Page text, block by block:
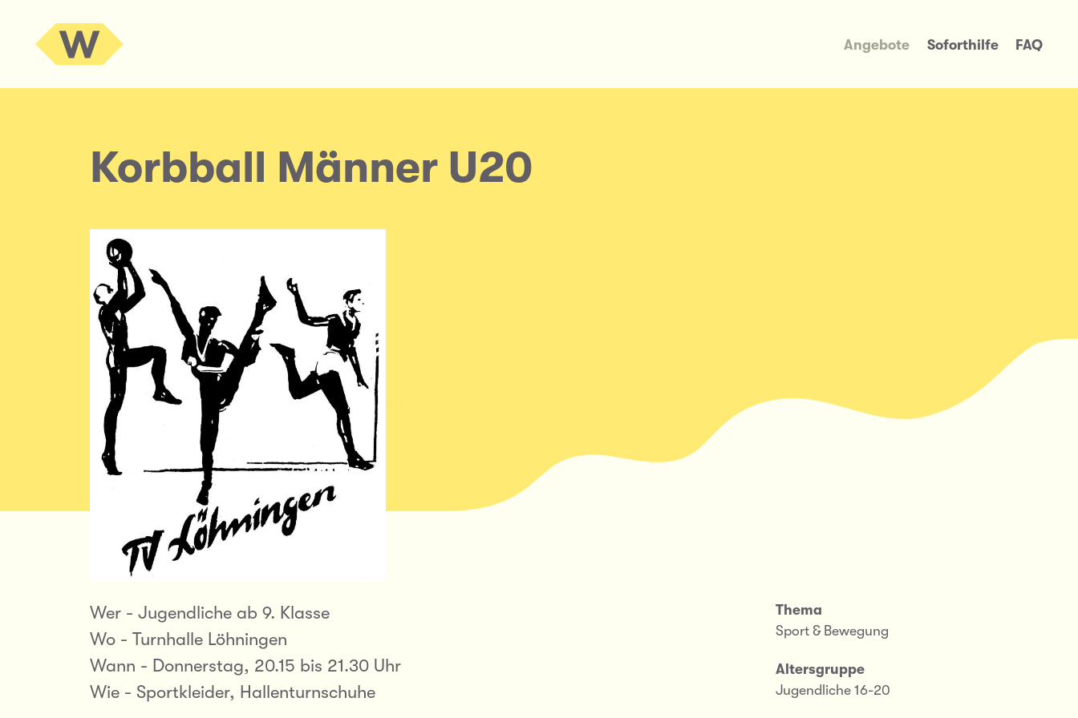
Angebote Soforthilfe FAQ
Korbball Männer U20
Wer - Jugendliche ab 9. Klasse
Wo - Turnhalle Löhningen
Wann - Donnerstag, 20.15 bis 21.30 Uhr
Wie - Sportkleider, Hallenturnschuhe
Thema
Sport & Bewegung
Altersgruppe
Jugendliche 16-20